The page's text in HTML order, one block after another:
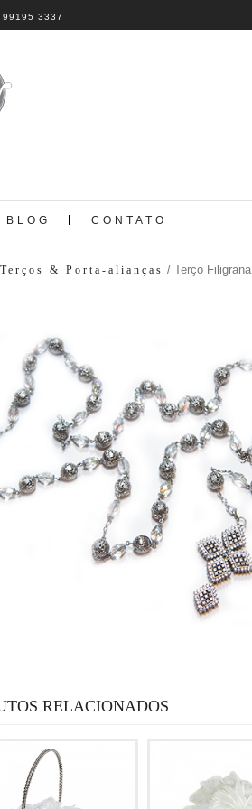
3337
BLOG CONTATO
Terços & Porta-alianças / Terço Filigrana
RELACIONADOS